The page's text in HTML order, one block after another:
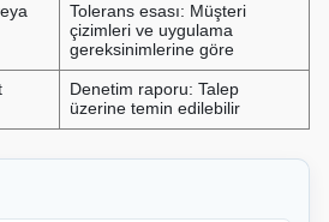
Tolerans esası: Müşteri
çizimleri ve uygulama
gereksinimlerine göre
Denetim raporu: Talep
üzerine temin edilebilir